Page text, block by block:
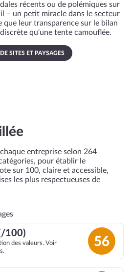
récents ou de polémiques sur
– un petit miracle dans le secteur
que leur transparence sur le bilan
qu'une tente camouflée.
SITES ET PAYSAGES
entreprise selon 264
pour établir le
sur 100, claire et accessible,
les plus respectueuses de
100)
des valeurs. Voir
56